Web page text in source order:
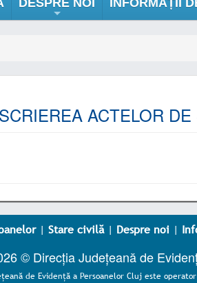
ACTELOR
| Stare civilă| Despre noi|
© Direcția Județeană de
de Evidenţă a Persoanelor Cluj este